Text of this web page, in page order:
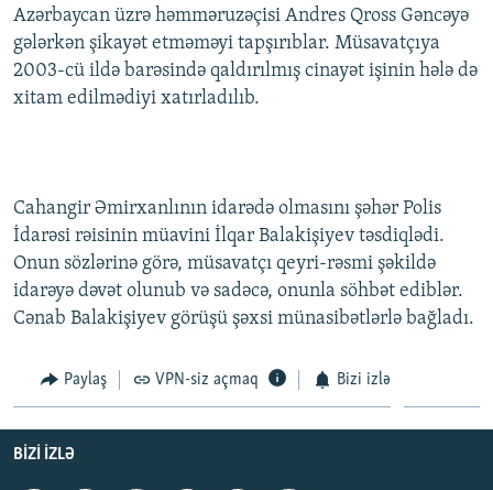
İNFOQRAFIKA
KARIKATURA
AZƏRBAYCAN ƏDƏBIYYATI KITABXANASI
İSLAM VƏ DEMOKRATIYA
İZ - MƏDƏNIYYƏT PROQRAMI
MISSIYAMIZ
PEŞƏ ETIKASI VƏ JURNALISTIKA STANDARTLARIMIZ
MATERIALLARIMIZDAN ISTIFADƏ
XƏBƏR BÜLLETENLƏRIMIZ
BIZI IZLƏ
Azərbaycan üzrə həmməruzəçisi Andres Qross Gəncəyə
gələrkən şikayət etməməyi tapşırıblar. Müsavatçıya
2003-cü ildə barəsində qaldırılmış cinayət işinin hələ də
xitam edilmədiyi xatırladılıb.
Cahangir Əmirxanlının idarədə olmasını şəhər Polis
İdarəsi rəisinin müavini İlqar Balakişiyev təsdiqlədi.
Onun sözlərinə görə, müsavatçı qeyri-rəsmi şəkildə
idarəyə dəvət olunub və sadəcə, onunla söhbət ediblər.
Cənab Balakişiyev görüşü şəxsi münasibətlərlə bağladı.
Paylaş VPN-siz açmaq Bizi izlə
BIZI IZLƏ